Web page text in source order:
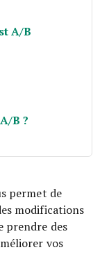
A/B
B ?
permet de
modifications
prendre des
vos